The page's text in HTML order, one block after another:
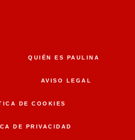
QUIÉN ES PAULINA
AVISO LEGAL
DE COOKIES
DE PRIVACIDAD